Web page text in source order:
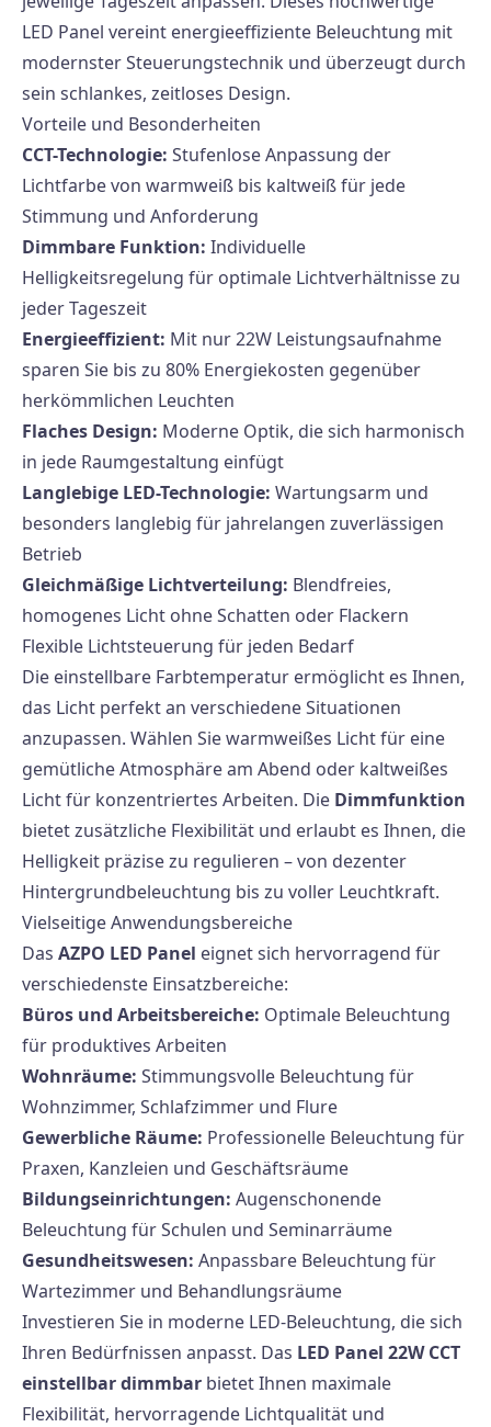
LED Panel vereint energieeffiziente Beleuchtung mit
modernster Steuerungstechnik und überzeugt durch
sein schlankes, zeitloses Design.
Vorteile und Besonderheiten
CCT-Technologie: Stufenlose Anpassung der
Lichtfarbe von warmweiß bis kaltweiß für jede
Stimmung und Anforderung
Dimmbare Funktion: Individuelle
Helligkeitsregelung für optimale Lichtverhältnisse zu
jeder Tageszeit
Energieeffizient: Mit nur 22W Leistungsaufnahme
sparen Sie bis zu 80% Energiekosten gegenüber
herkömmlichen Leuchten
Flaches Design: Moderne Optik, die sich harmonisch
in jede Raumgestaltung einfügt
Langlebige LED-Technologie: Wartungsarm und
besonders langlebig für jahrelangen zuverlässigen
Betrieb
Gleichmäßige Lichtverteilung: Blendfreies,
homogenes Licht ohne Schatten oder Flackern
Flexible Lichtsteuerung für jeden Bedarf
Die einstellbare Farbtemperatur ermöglicht es Ihnen,
das Licht perfekt an verschiedene Situationen
anzupassen. Wählen Sie warmweißes Licht für eine
gemütliche Atmosphäre am Abend oder kaltweißes
Licht für konzentriertes Arbeiten. Die Dimmfunktion
bietet zusätzliche Flexibilität und erlaubt es Ihnen, die
Helligkeit präzise zu regulieren – von dezenter
Hintergrundbeleuchtung bis zu voller Leuchtkraft.
Vielseitige Anwendungsbereiche
Das AZPO LED Panel eignet sich hervorragend für
verschiedenste Einsatzbereiche:
Büros und Arbeitsbereiche: Optimale Beleuchtung
für produktives Arbeiten
Wohnräume: Stimmungsvolle Beleuchtung für
Wohnzimmer, Schlafzimmer und Flure
Gewerbliche Räume: Professionelle Beleuchtung für
Praxen, Kanzleien und Geschäftsräume
Bildungseinrichtungen: Augenschonende
Beleuchtung für Schulen und Seminarräume
Gesundheitswesen: Anpassbare Beleuchtung für
Wartezimmer und Behandlungsräume
Investieren Sie in moderne LED-Beleuchtung, die sich
Ihren Bedürfnissen anpasst. Das LED Panel 22W CCT
einstellbar dimmbar bietet Ihnen maximale
Flexibilität, hervorragende Lichtqualität und